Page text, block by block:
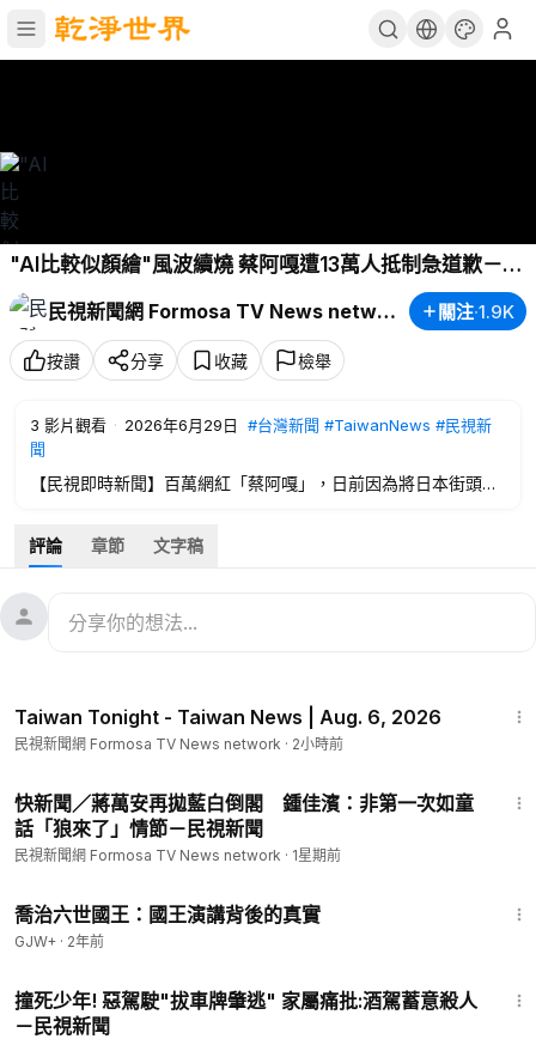
"AI比較似顏繪"風波續燒 蔡阿嘎遭13萬人抵制急道歉－民
視新聞
民視新聞網 Formosa TV News network
關注·1.9K
按讚 分享 收藏 檢舉
3 影片觀看 · 2026年6月29日 #台灣新聞 #TaiwanNews #民視新
聞
【民視即時新聞】百萬網紅「蔡阿嘎」，日前因為將日本街頭的
不過蔡阿嘎隨後拍影片反擊，怒嗆轉傳的網友都是「中共同路
人」，甚至被爆出下令「嘎家軍」在四大社群平台對戰酸民，這
超過13萬人連署，讓許多合作品牌，緊急發聲明切割，而稍早蔡
阿嘎也發影片道歉。。
看新聞： https://www.ftvnews.com.tw/news/detail/2026629L1
1M1?utm_source=youtube&utm_medium=description
📱下載民視新聞APP →https://www.ftvnews.com.tw/download
✅ 民視新聞網：https://www.ftvnews.com.tw/
✅ 民視新聞FB： https://www.facebook.com/ftvnews53
✅ 訂閱民視IG：https://www.instagram.com/ftvnews/
評論 章節 文字稿
Taiwan Tonight - Taiwan News | Aug. 6, 2026
民視新聞網 Formosa TV News network · 2小時前
快新聞／蔣萬安再拋藍白倒閣 鍾佳濱：非第一次如童
話「狼來了」情節－民視新聞
民視新聞網 Formosa TV News network · 1星期前
喬治六世國王：國王演講背後的真實
GJW+ · 2年前
撞死少年! 惡駕駛"拔車牌肇逃" 家屬痛批:酒駕蓄意殺人
－民視新聞